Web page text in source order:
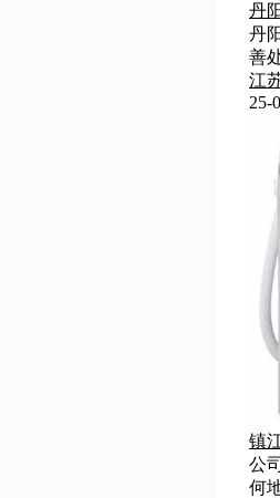
丹
丹
善
江
25-
镇
公
何